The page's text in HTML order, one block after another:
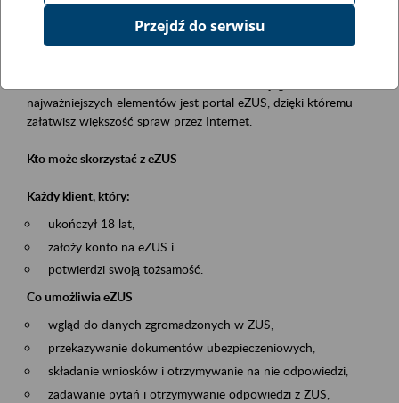
Opis wydarzenia
Platforma Usług Elektronicznych eZUS
najważniejszych elementów jest portal eZUS, dzięki któremu
załatwisz większość spraw przez Internet.
Kto może skorzystać z eZUS
Każdy klient, który:
ukończył 18 lat,
założy konto na eZUS i
potwierdzi swoją tożsamość.
Co umożliwia eZUS
wgląd do danych zgromadzonych w ZUS,
przekazywanie dokumentów ubezpieczeniowych,
składanie wniosków i otrzymywanie na nie odpowiedzi,
zadawanie pytań i otrzymywanie odpowiedzi z ZUS,
Przejdź do serwisu